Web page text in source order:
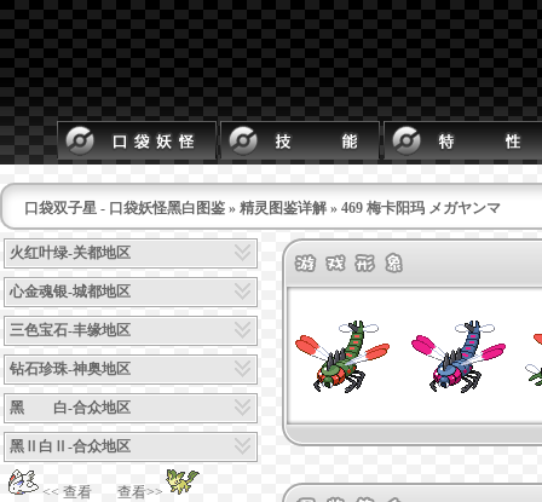
口袋双子星 - 口袋妖怪黑白图鉴 » 精灵图鉴详解 » 469 梅卡阳玛 メガヤンマ
火红叶绿-关都地区
心金魂银-城都地区
三色宝石-丰缘地区
钻石珍珠-神奥地区
黑 白-合众地区
黑Ⅱ白Ⅱ-合众地区
<< 查看 查看>>